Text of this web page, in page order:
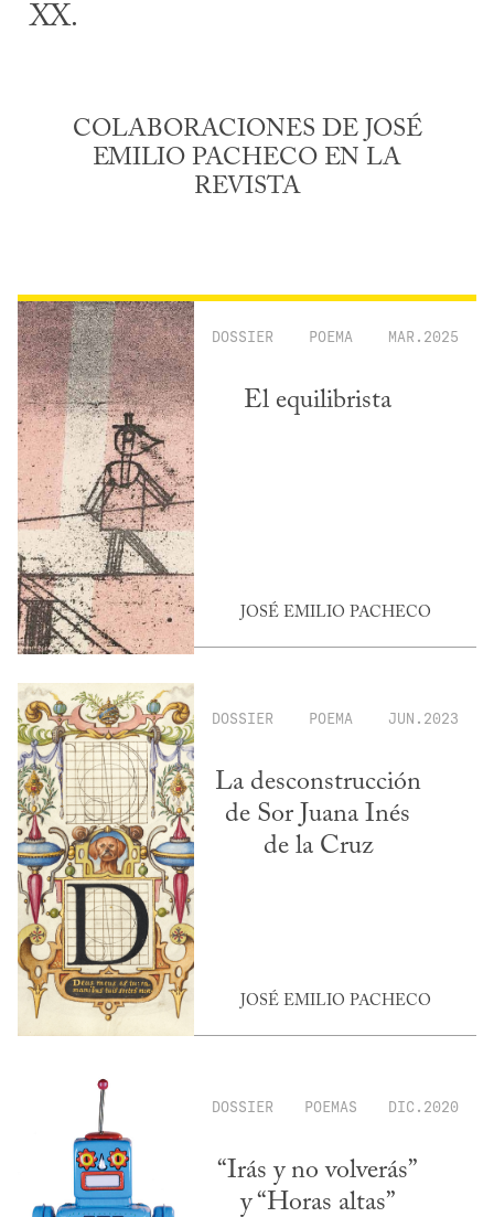
XX.
COLABORACIONES DE JOSÉ
EMILIO PACHECO EN LA
REVISTA
DOSSIER POEMA MAR.2025
El equilibrista
JOSÉ EMILIO PACHECO
DOSSIER POEMA JUN.2023
La desconstrucción
de Sor Juana Inés
de la Cruz
JOSÉ EMILIO PACHECO
DOSSIER POEMAS DIC.2020
“Irás y no volverás”
y “Horas altas”